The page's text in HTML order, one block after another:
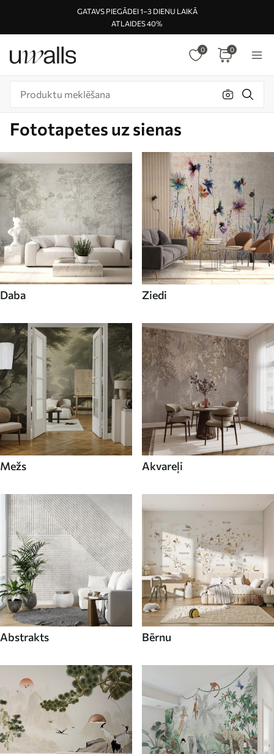
GATAVS PIEGĀDEI 1–3 DIENU LAIKĀ
ATLAIDES 40%
0 0
Fototapetes uz sienas
Daba Ziedi
Mežs Akvareļi
Abstrakts Bērnu